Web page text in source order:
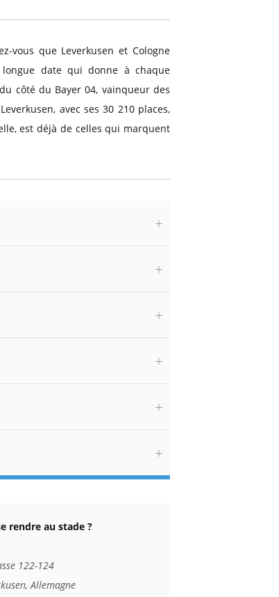
vous que Leverkusen et Cologne
date qui donne à chaque
côté du Bayer 04, vainqueur des
avec ses 30 210 places,
est déjà de celles qui marquent
rendre au stade ?
122-124
Allemagne